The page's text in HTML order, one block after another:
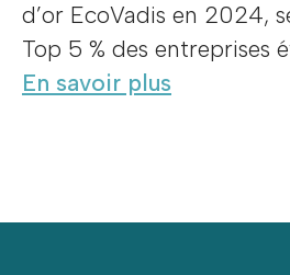
d’or EcoVadis en 2024,
Top 5 % des entreprises
En savoir plus